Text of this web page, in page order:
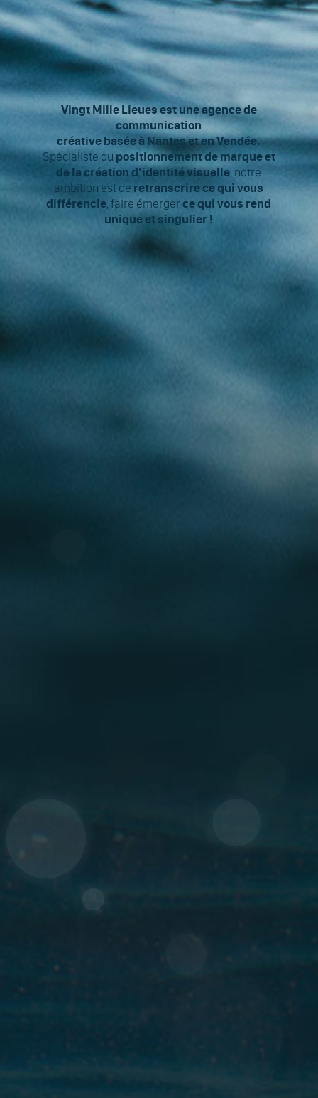
Vingt Mille Lieues est une agence de
communication
créative basée à Nantes et en Vendée.
Spécialiste du positionnement de marque et
de la création d’identité visuelle , notre
ambition est de retranscrire ce qui vous
différencie , faire émergerce qui vous rend
unique et singulier !